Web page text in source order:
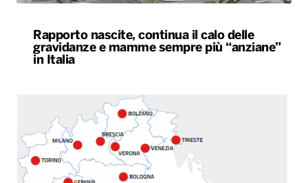
Rapporto nascite, continua il calo delle
gravidanze e mamme sempre più “anziane”
in Italia